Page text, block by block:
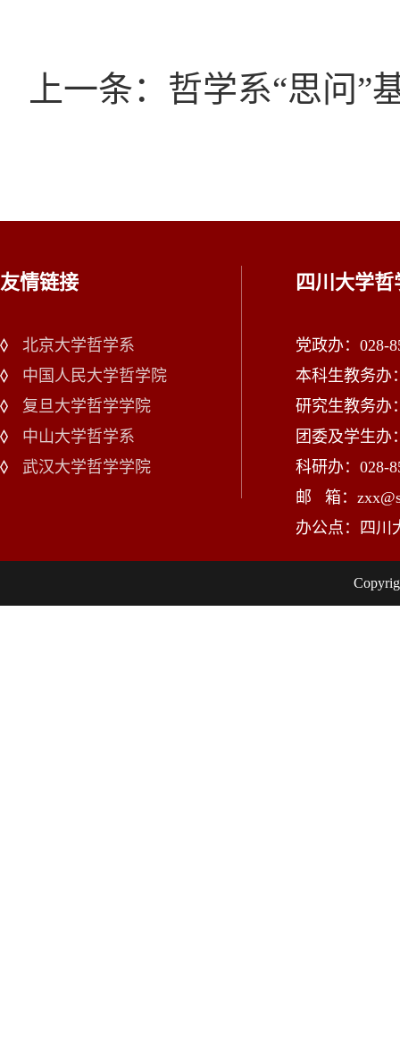
上一条：哲学系“思问”
友情链接
北京大学哲学系
中国人民大学哲学院
复旦大学哲学学院
中山大学哲学系
武汉大学哲学学院
四川大学哲
党政办：028-
本科生教务办
研究生教务办
团委及学生办
科研办：028-
邮 箱：
办公点：四川